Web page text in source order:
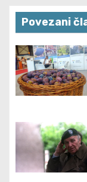
t
n
a
v
i
g
a
Povezani